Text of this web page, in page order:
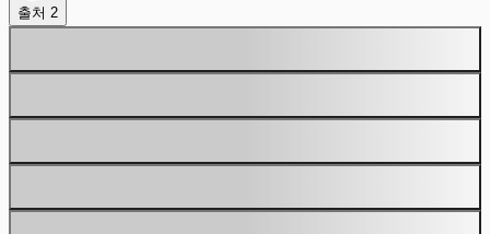
출처 2